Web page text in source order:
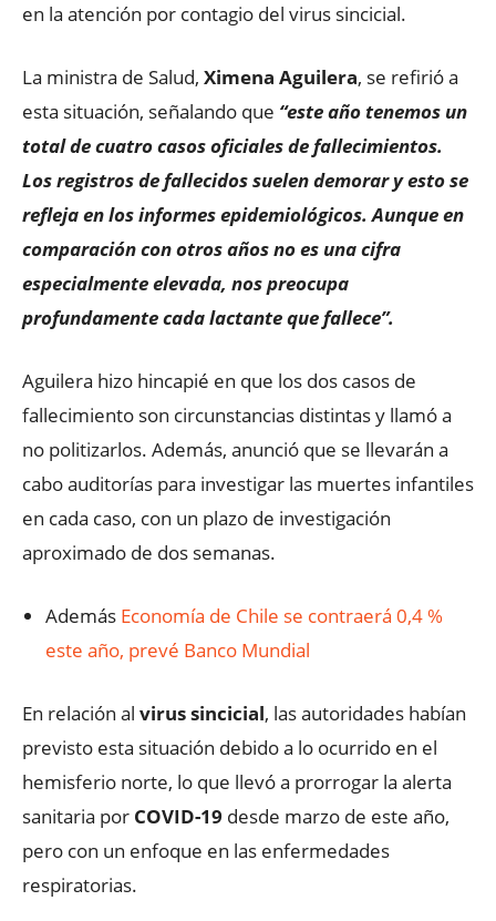
en la atención por contagio del virus sincicial.
La ministra de Salud, Ximena Aguilera, se refirió a
esta situación, señalando que “este año tenemos un
total de cuatro casos oficiales de fallecimientos.
Los registros de fallecidos suelen demorar y esto se
refleja en los informes epidemiológicos. Aunque en
comparación con otros años no es una cifra
especialmente elevada, nos preocupa
profundamente cada lactante que fallece”.
Aguilera hizo hincapié en que los dos casos de
fallecimiento son circunstancias distintas y llamó a
no politizarlos. Además, anunció que se llevarán a
cabo auditorías para investigar las muertes infantiles
en cada caso, con un plazo de investigación
aproximado de dos semanas.
Además Economía de Chile se contraerá 0,4 %
este año, prevé Banco Mundial
En relación al virus sincicial, las autoridades habían
previsto esta situación debido a lo ocurrido en el
hemisferio norte, lo que llevó a prorrogar la alerta
sanitaria por COVID-19 desde marzo de este año,
pero con un enfoque en las enfermedades
respiratorias.